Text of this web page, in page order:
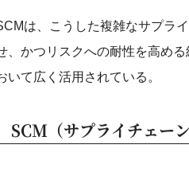
は、こうした複雑なサプラ
、かつリスクへの耐性を高め
いて広く活用されている。
SCM（サプライチェー